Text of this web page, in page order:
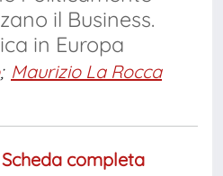
il Business.
in Europa
; Maurizio La Rocca
Scheda completa